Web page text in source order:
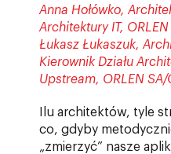
Anna Hołówko,
Architektury IT,
Łukasz Łukaszuk,
Kierownik Działu
Upstream, ORLEN SA/
Ilu architektów, tyle
co, gdyby
„zmierzyć” nasze